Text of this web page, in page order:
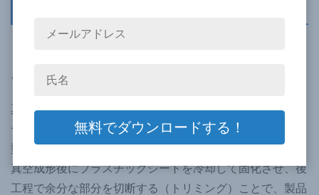
さらいしましょう。
真空成形とは、熱を加えることにより、熱可塑性のプラス
チックシートを軟化させた後に、真空によりシートを成形
型に密着させて一定形状に成形する加工方法です。また、
真空成形後にプラスチックシートを冷却して固化させ、後
工程で余分な部分を切断する（トリミング）ことで、製品